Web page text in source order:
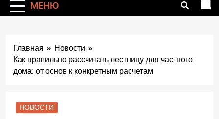
МЕНЮ
Главная
Новости
Как правильно рассчитать лестницу для частного
дома: от основ к конкретным расчетам
НОВОСТИ